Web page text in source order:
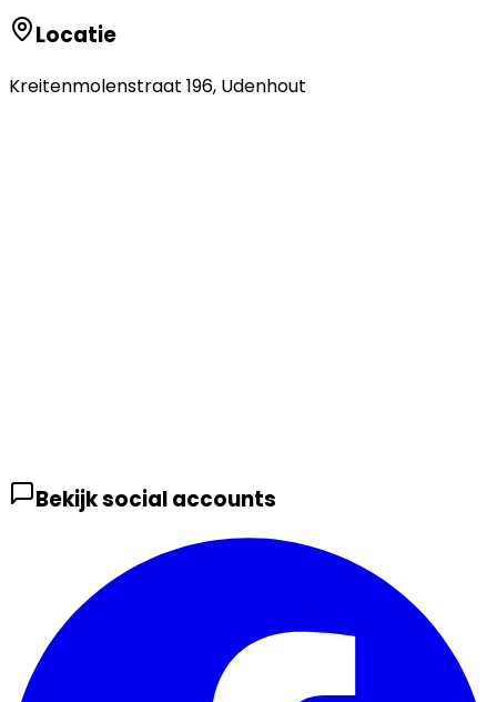
Locatie
Kreitenmolenstraat 196, Udenhout
Bekijk social accounts